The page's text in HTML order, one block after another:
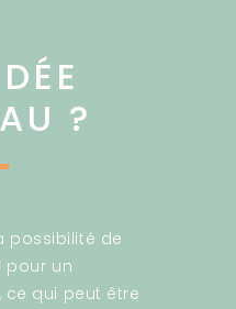
?
possibilité de
pour un
qui peut être